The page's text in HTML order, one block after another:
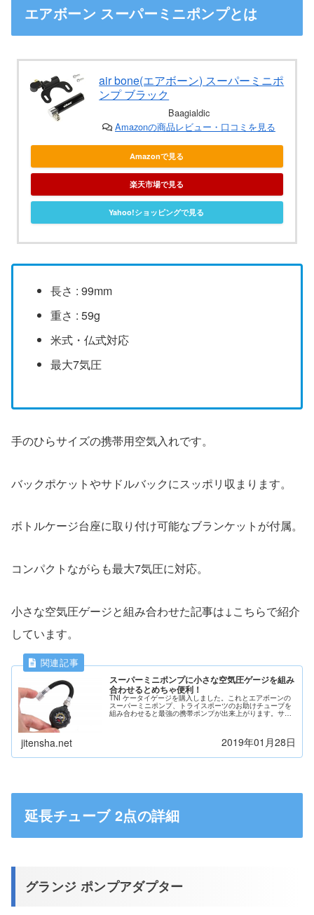
エアボーン スーパーミニポンプとは
air bone(エアボーン) スーパーミニポ
ンプ ブラック
Baagialdic
Amazonの商品レビュー・口コミを見る
Amazonで見る
楽天市場で見る
Yahoo!ショッピングで見る
長さ : 99mm
重さ : 59g
米式・仏式対応
最大7気圧
手のひらサイズの携帯用空気入れです。
バックポケットやサドルバックにスッポリ収まります。
ボトルケージ台座に取り付け可能なブランケットが付属。
コンパクトながらも最大7気圧に対応。
小さな空気圧ゲージと組み合わせた記事は↓こちらで紹介
しています。
スーパーミニポンプに小さな空気圧ゲージを組み
合わせるとめちゃ便利！
TNI ケータイゲージを購入しました。これとエアボーンの
スーパーミニポンプ、トライスポーツのお助けチューブを
組み合わせると最強の携帯ポンプが出来上がります。サド
jitensha.net 2019年01月28日
延長チューブ 2点の詳細
グランジ ポンプアダプター